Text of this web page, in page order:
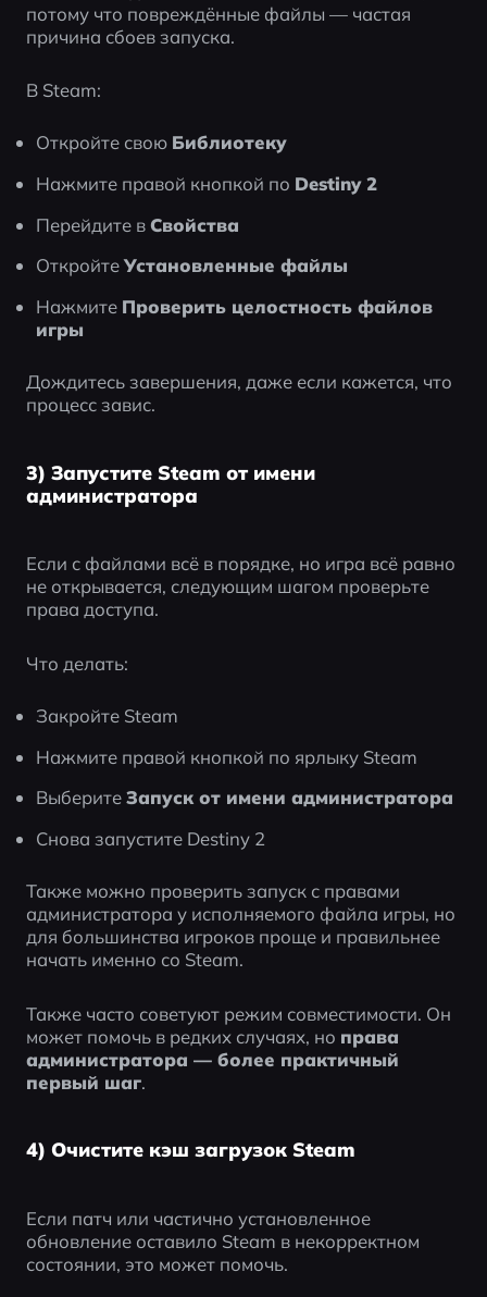
потому что повреждённые файлы — частая
причина сбоев запуска.
В Steam:
Откройте свою Библиотеку
Нажмите правой кнопкой по Destiny 2
Перейдите в Свойства
Откройте Установленные файлы
Нажмите Проверить целостность файлов
игры
Дождитесь завершения, даже если кажется, что
процесс завис.
3) Запустите Steam от имени
администратора
Если с файлами всё в порядке, но игра всё равно
не открывается, следующим шагом проверьте
права доступа.
Что делать:
Закройте Steam
Нажмите правой кнопкой по ярлыку Steam
Выберите Запуск от имени администратора
Снова запустите Destiny 2
Также можно проверить запуск с правами
администратора у исполняемого файла игры, но
для большинства игроков проще и правильнее
начать именно со Steam.
Также часто советуют режим совместимости. Он
может помочь в редких случаях, но права
администратора — более практичный
первый шаг.
4) Очистите кэш загрузок Steam
Если патч или частично установленное
обновление оставило Steam в некорректном
состоянии, это может помочь.